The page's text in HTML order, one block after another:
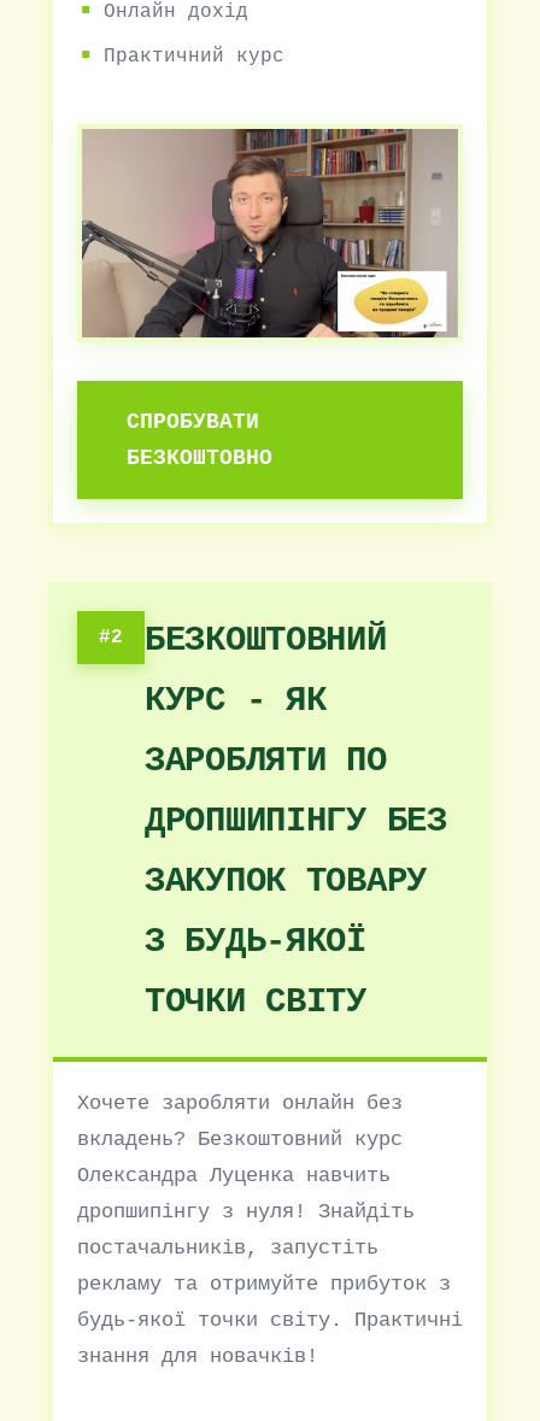
Онлайн дохід
Практичний курс
СПРОБУВАТИ
БЕЗКОШТОВНО
#2
БЕЗКОШТОВНИЙ
КУРС - ЯК
ЗАРОБЛЯТИ ПО
ДРОПШИПІНГУ БЕЗ
ЗАКУПОК ТОВАРУ
З БУДЬ-ЯКОЇ
ТОЧКИ СВІТУ
Хочете заробляти онлайн без
вкладень? Безкоштовний курс
Олександра Луценка навчить
дропшипінгу з нуля! Знайдіть
постачальників, запустіть
рекламу та отримуйте прибуток з
будь-якої точки світу. Практичні
знання для новачків!